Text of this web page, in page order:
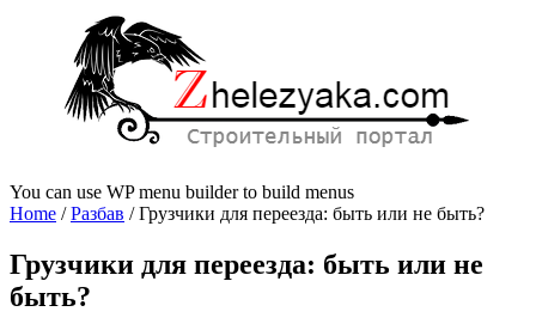
You can use WP menu builder to build menus
Home /Разбав /Грузчики для переезда: быть или не быть?
Грузчики для переезда: быть или не
быть?